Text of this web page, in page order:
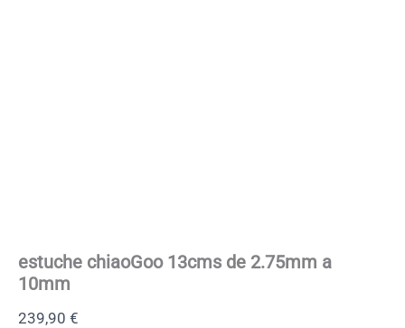
estuche chiaoGoo 13cms de 2.75mm a
10mm
239,90 €